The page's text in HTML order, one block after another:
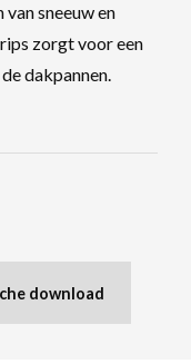
sneeuw en
zorgt voor een
dakpannen.
download